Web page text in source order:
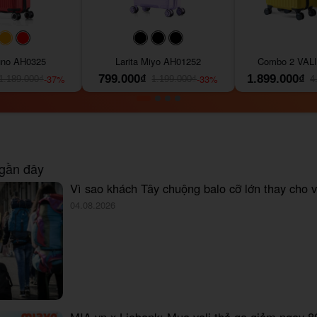
#093f69#ffa500
AH0325
-37%
#000000#000000
Larita Miyo AH01252
799.000₫
-33%
Combo 2
1.899.000₫
đây
Vì sao khách Tây chuộng balo cỡ lớn thay cho
04.08.2026